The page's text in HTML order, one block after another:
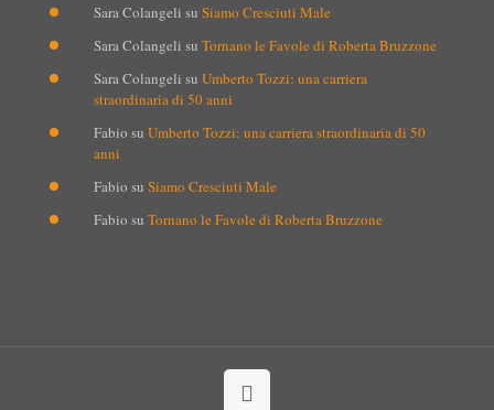
Sara Colangeli su Siamo Cresciuti Male
Sara Colangeli su Tornano le Favole di Roberta Bruzzone
Sara Colangeli su Umberto Tozzi: una carriera
straordinaria di 50 anni
Fabio su Umberto Tozzi: una carriera straordinaria di 50
anni
Fabio su Siamo Cresciuti Male
Fabio su Tornano le Favole di Roberta Bruzzone